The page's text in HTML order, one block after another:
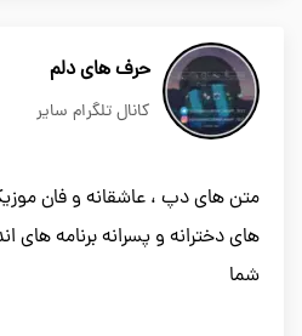
حرف های دلم
کانال تلگرام سایر
متن های دپ ، عاشقانه و فان
های دخترانه و پسرانه برنامه های
شما